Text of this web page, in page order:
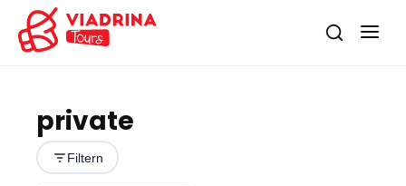
private
Filtern